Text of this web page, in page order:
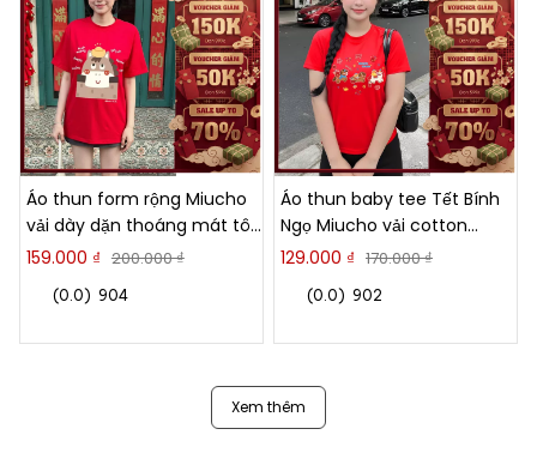
Áo thun form rộng Miucho
vải dày dặn thoáng mát tôn
dáng chú ngựa ngây ngô in
159.000 ₫ 200.000 ₫
(0.0) 904
Áo thun baby tee Tết Bính
Ngọ Miucho vải cotton
thoáng mát dày dặn cổ tròn
129.000 ₫ 170.000 ₫
(0.0) 902
Xem thêm